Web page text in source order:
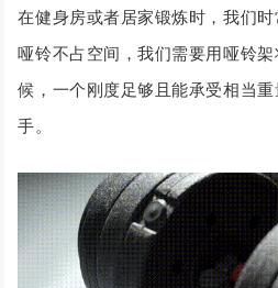
在健身房或者居家锻炼时，我们
哑铃不占空间，我们需要用哑铃
候，一个刚度足够且能承受相当
手。